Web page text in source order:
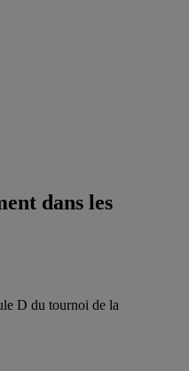
dans les
D du tournoi de la